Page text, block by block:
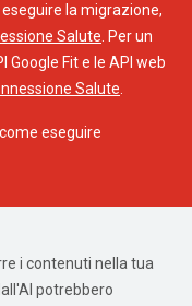
la migrazione,
Salute . Per un
Fit e le API web
Salute
eseguire
i contenuti nella tua
potrebbero